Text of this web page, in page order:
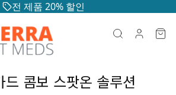
전 제품 20% 할인
드 콤보 스팟온 솔루션